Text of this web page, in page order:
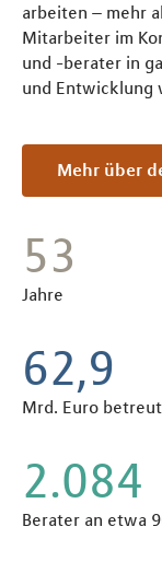
55
Jahre
65,2
Mrd. Euro
2.160
Berater an etwa
arbeiten – mehr
Mitarbeiter im
und -berater in
und Entwicklung
Mehr über